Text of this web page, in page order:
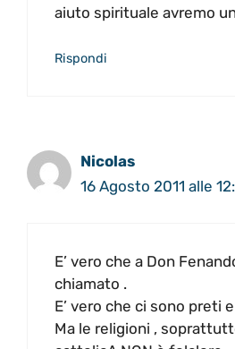
aiuto spirituale avremo
Rispondi
Nicolas
16 Agosto 2011 alle
E’ vero che a Don
chiamato .
E’ vero che ci sono preti
Ma le religioni ,